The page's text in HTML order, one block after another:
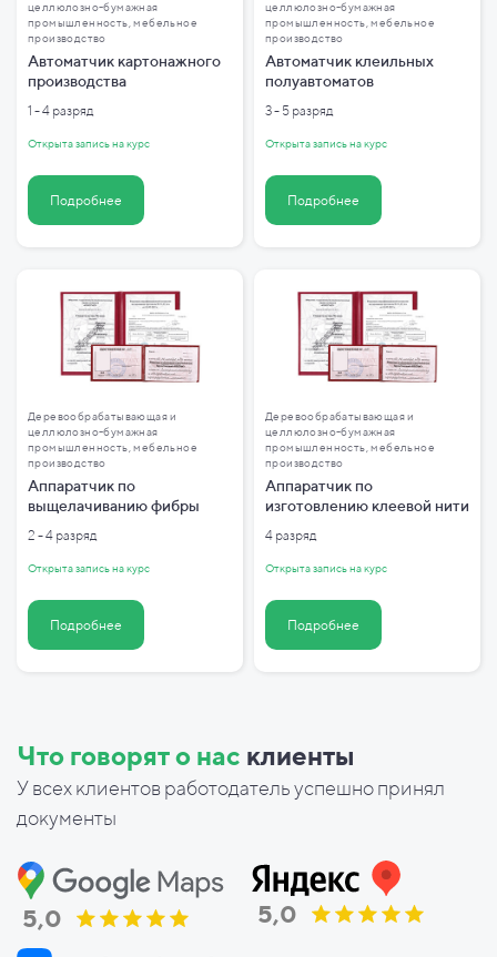
целлюлозно-бумажная
промышленность, мебельное
производство
Автоматчик картонажного
производства
1 - 4 разряд
Открыта запись на курс
Подробнее
целлюлозно-бумажная
промышленность, мебельное
производство
Автоматчик клеильных
полуавтоматов
3 - 5 разряд
Открыта запись на курс
Подробнее
Деревообрабатывающая и
целлюлозно-бумажная
промышленность, мебельное
производство
Аппаратчик по
выщелачиванию фибры
2 - 4 разряд
Открыта запись на курс
Подробнее
Деревообрабатывающая и
целлюлозно-бумажная
промышленность, мебельное
производство
Аппаратчик по
изготовлению клеевой нити
4 разряд
Открыта запись на курс
Подробнее
Что говорят о нас клиенты
У всех клиентов работодатель успешно принял
документы
5,0 5,0